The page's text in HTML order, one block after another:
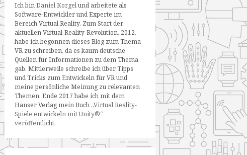
Ich binDaniel Korgelund arbeitete als
Software-Entwickler und Experte im
Bereich Virtual Reality. Zum Start der
aktuellen Virtual-Reality-Revolution, 2012,
habe ich begonnen dieses Blog zum Thema
VR zu schreiben, da es kaum deutsche
Quellen für Informationen zu dem Thema
gab. Mittlerweile schreibe ich über Tipps
und Tricks zum Entwickeln für VR und
meine persönliche Meinung zu relevanten
Themen. Ende 2017 habe ich mit dem
Hanser Verlag mein Buch „Virtual Reality-
Spiele entwickeln mit Unity®“
veröffentlicht.